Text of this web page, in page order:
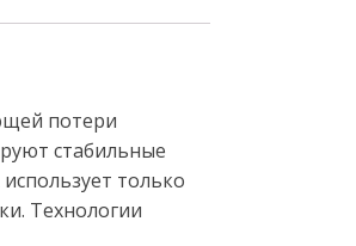
потери
стабильные
только
Технологии